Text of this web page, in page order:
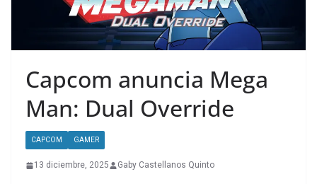
Capcom anuncia Mega
Man: Dual Override
CAPCOM GAMER
13 diciembre, 2025 Gaby Castellanos Quinto